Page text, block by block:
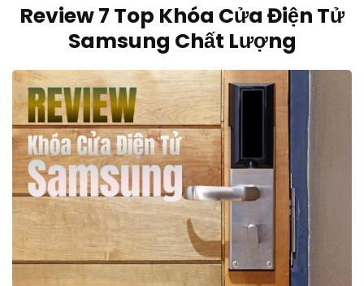
Review 7 Top Khóa Cửa Điện Tử
Samsung Chất Lượng